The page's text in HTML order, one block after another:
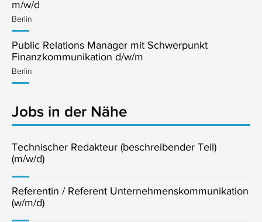
m/w/d
Berlin
Public Relations Manager mit Schwerpunkt
Finanzkommunikation d/w/m
Berlin
Jobs in der Nähe
Technischer Redakteur (beschreibender Teil)
(m/w/d)
Referentin / Referent Unternehmenskommunikation
(w/m/d)